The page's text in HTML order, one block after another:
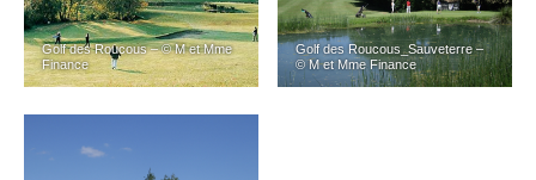
Golf des Roucous – © M et Mme
Finance
Golf des Roucous_Sauveterre –
© M et Mme Finance